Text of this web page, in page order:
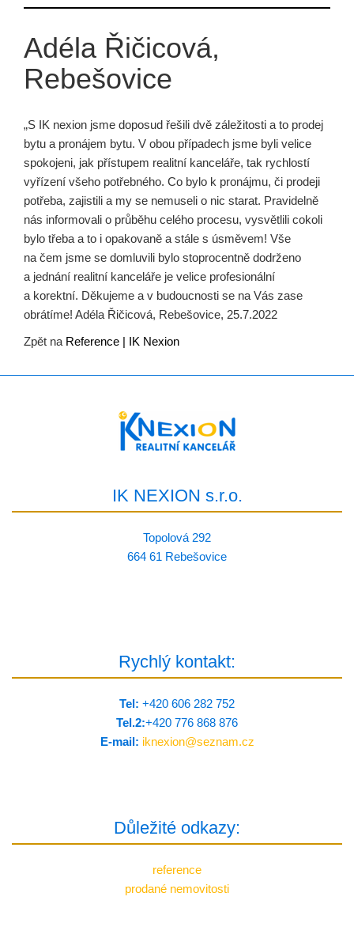
Adéla Řičicová,
Rebešovice
„S IK nexion jsme doposud řešili dvě záležitosti a to prodej
bytu a pronájem bytu. V obou případech jsme byli velice
spokojeni, jak přístupem realitní kanceláře, tak rychlostí
vyřízení všeho potřebného. Co bylo k pronájmu, či prodeji
potřeba, zajistili a my se nemuseli o nic starat. Pravidelně
nás informovali o průběhu celého procesu, vysvětlili cokoli
bylo třeba a to i opakovaně a stále s úsměvem! Vše
na čem jsme se domluvili bylo stoprocentně dodrženo
a jednání realitní kanceláře je velice profesionální
a korektní. Děkujeme a v budoucnosti se na Vás zase
obrátíme! Adéla Řičicová, Rebešovice, 25.7.2022
Zpět na Reference | IK Nexion
IK NEXION s.r.o.
Topolová 292
664 61 Rebešovice
Rychlý kontakt:
Tel: +420 606 282 752
Tel.2:+420 776 8­68 876
E-mail: iknexion@seznam.cz
Důležité odkazy:
reference
prodané nemovitosti